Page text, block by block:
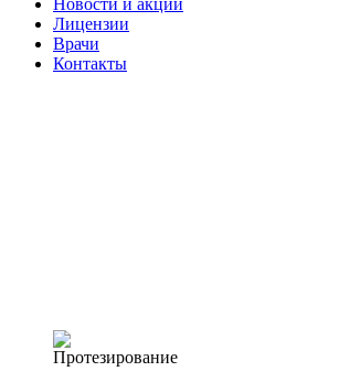
Новости и акции
Лицензии
Врачи
Контакты